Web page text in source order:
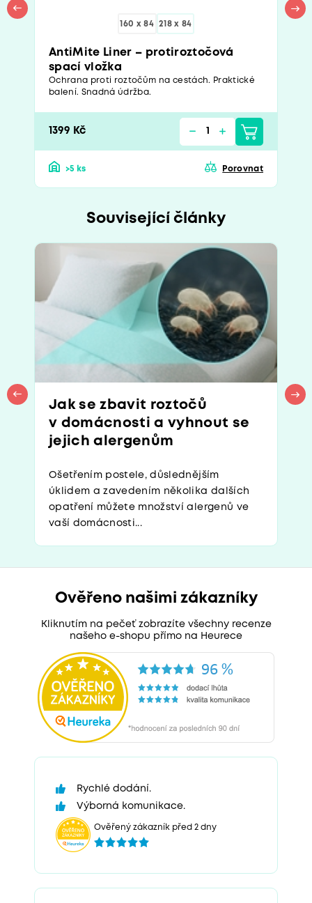
160 x 84 218 x 84
AntiMite Liner – protiroztočová
spací vložka
Ochrana proti roztočům na cestách. Praktické
balení. Snadná údržba.
1399 Kč
>5 ks Porovnat
Související články
Jak se zbavit roztočů
v domácnosti a vyhnout se
jejich alergenům
Ošetřením postele, důslednějším
úklidem a zavedením několika dalších
opatření můžete množství alergenů ve
vaší domácnosti...
Ověřeno našimi zákazníky
Kliknutím na pečeť zobrazíte všechny recenze
našeho e-shopu přímo na Heurece
Rychlé dodání.
Výborná komunikace.
Ověřený zákazník před 2 dny